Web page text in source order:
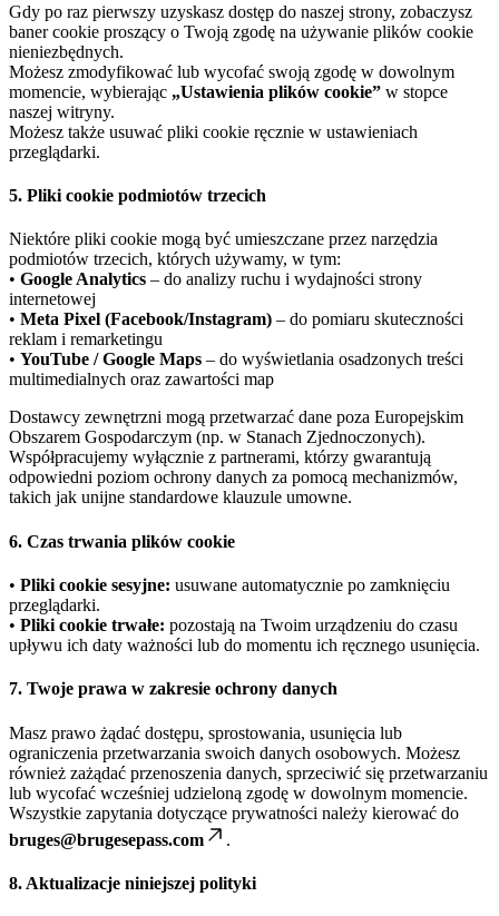
Gdy po raz pierwszy uzyskasz dostęp do naszej strony, zobaczysz
baner cookie proszący o Twoją zgodę na używanie plików cookie
nieniezbędnych.
Możesz zmodyfikować lub wycofać swoją zgodę w dowolnym
momencie, wybierając „Ustawienia plików cookie” w stopce
naszej witryny.
Możesz także usuwać pliki cookie ręcznie w ustawieniach
przeglądarki.
5. Pliki cookie podmiotów trzecich
Niektóre pliki cookie mogą być umieszczane przez narzędzia
podmiotów trzecich, których używamy, w tym:
• Google Analytics – do analizy ruchu i wydajności strony
internetowej
• Meta Pixel (Facebook/Instagram) – do pomiaru skuteczności
reklam i remarketingu
• YouTube / Google Maps – do wyświetlania osadzonych treści
multimedialnych oraz zawartości map
Dostawcy zewnętrzni mogą przetwarzać dane poza Europejskim
Obszarem Gospodarczym (np. w Stanach Zjednoczonych).
Współpracujemy wyłącznie z partnerami, którzy gwarantują
odpowiedni poziom ochrony danych za pomocą mechanizmów,
takich jak unijne standardowe klauzule umowne.
6. Czas trwania plików cookie
• Pliki cookie sesyjne: usuwane automatycznie po zamknięciu
przeglądarki.
• Pliki cookie trwałe: pozostają na Twoim urządzeniu do czasu
upływu ich daty ważności lub do momentu ich ręcznego usunięcia.
7. Twoje prawa w zakresie ochrony danych
Masz prawo żądać dostępu, sprostowania, usunięcia lub
ograniczenia przetwarzania swoich danych osobowych. Możesz
również zażądać przenoszenia danych, sprzeciwić się przetwarzaniu
lub wycofać wcześniej udzieloną zgodę w dowolnym momencie.
Wszystkie zapytania dotyczące prywatności należy kierować do
bruges@brugesepass.com
.
8. Aktualizacje niniejszej polityki